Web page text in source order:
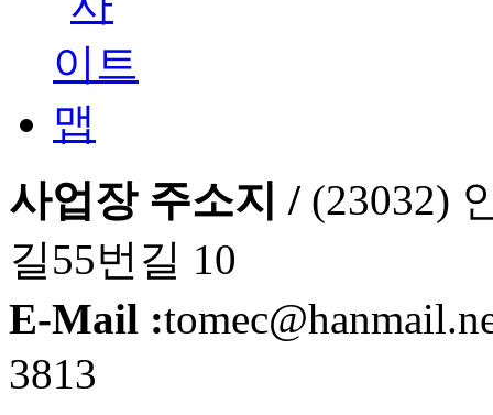
사업장 주소지 / (23032)
길55번길 10
E-Mail :
3813